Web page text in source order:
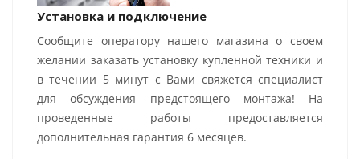
Установка и подключение
Сообщите оператору нашего магазина о своем
желании заказать установку купленной техники и
в течении 5 минут с Вами свяжется специалист
для обсуждения предстоящего монтажа! На
проведенные работы предоставляется
дополнительная гарантия 6 месяцев.